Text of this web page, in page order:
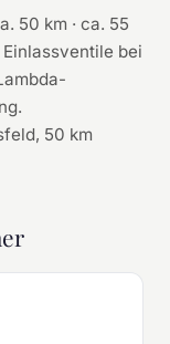
50 km · ca. 55
bei
50 km